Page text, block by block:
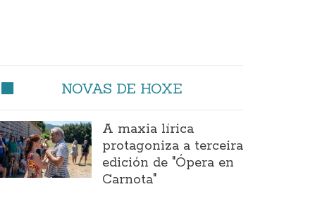
NOVAS DE HOXE
A maxia lírica
protagoniza a terceira
edición de "Ópera en
Carnota"